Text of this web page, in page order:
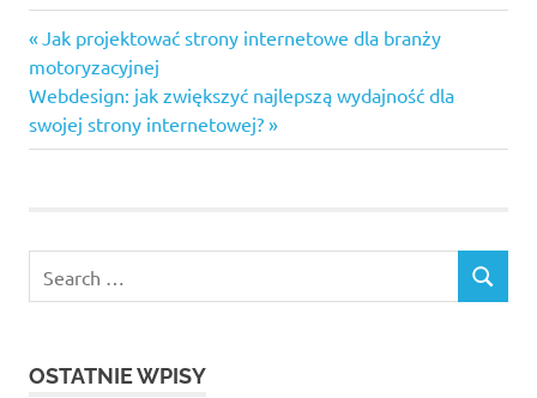
Nawigacja
wpisu
Previous
Post:
Jak projektować strony internetowe dla branży
motoryzacyjnej
Next
Post:
Webdesign: jak zwiększyć najlepszą wydajność dla
swojej strony internetowej?
for:
SEARCH
OSTATNIE WPISY